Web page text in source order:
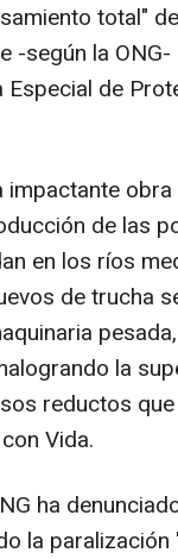
total"
-según la
Especial de
impactante
de las
en los ríos
de trucha
la
reductos
Vida.
ha
la